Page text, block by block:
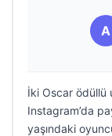
A
İki Oscar ödüllü
Instagram’da
yaşındaki